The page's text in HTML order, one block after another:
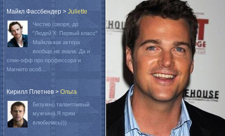
Майкл Фассбендер > Juliette
Честно говоря, до
"Людей Х: Первый класс"
Майкла как актера
вообще не знала. Да и
спин-офф про профессора и
Магнито особ...
Кирилл Плетнев > Oльга
Безумно талантливый
мужчина.Я прям
влюбилась)))